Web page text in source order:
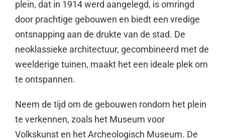
plein, dat in 1914 werd aangelegd, is omringd
door prachtige gebouwen en biedt een vredige
ontsnapping aan de drukte van de stad. De
neoklassieke architectuur, gecombineerd met de
weelderige tuinen, maakt het een ideale plek om
te ontspannen.
Neem de tijd om de gebouwen rondom het plein
te verkennen, zoals het Museum voor
Volkskunst en het Archeologisch Museum. De